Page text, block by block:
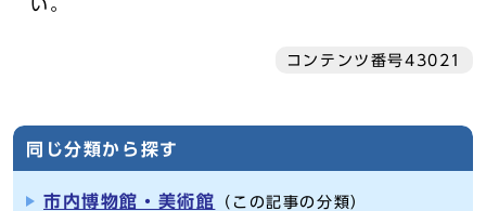
い。
コンテンツ番号43021
同じ分類から探す
市内博物館・美術館 （この記事の分類）